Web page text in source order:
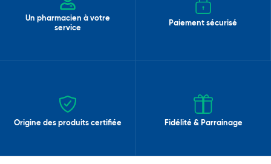
Un pharmacien à votre
service
Paiement sécurisé
Origine des produits certifiée Fidélité & Parrainage